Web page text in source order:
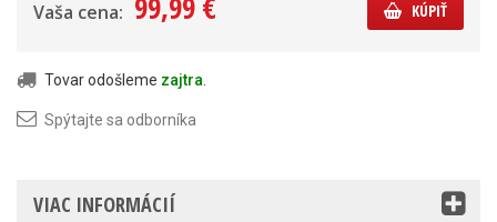
Vaša cena: KÚPIŤ
Tovar odošleme zajtra
Spýtajte sa odborníka
VIAC INFORMÁCIÍ